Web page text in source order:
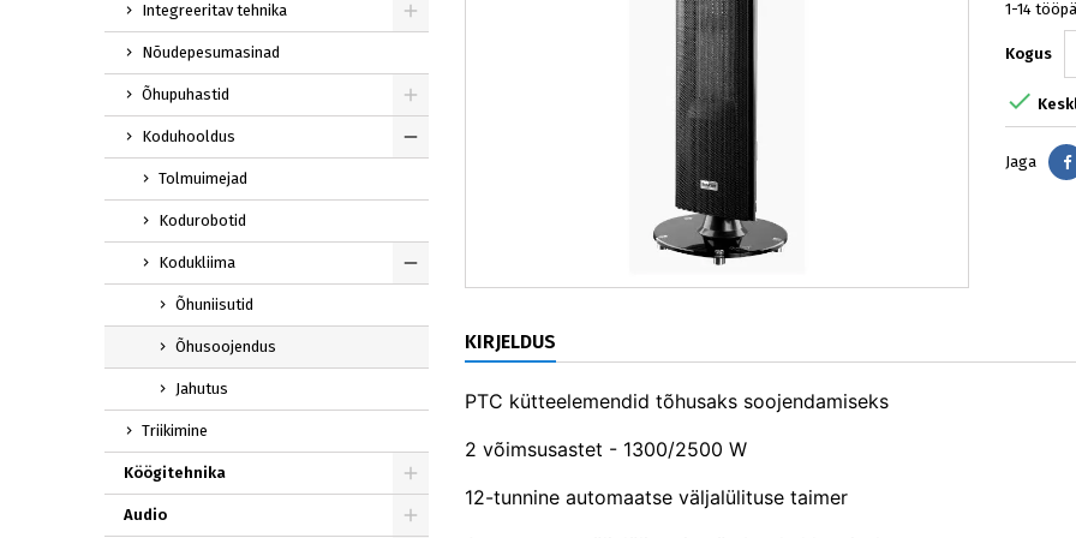
Integreeritav tehnika
Nõudepesumasinad
Õhupuhastid
Koduhooldus
Tolmuimejad
Kodurobotid
Kodukliima
Õhuniisutid
Õhusoojendus
Jahutus
Triikimine
Köögitehnika
Audio
1-14
Kogus

Jaga
KIRJELDUS
PTC kütteelemendid tõhusaks soojendamiseks
2 võimsusastet - 1300/2500 W
12-tunnine automaatse väljalülituse taimer